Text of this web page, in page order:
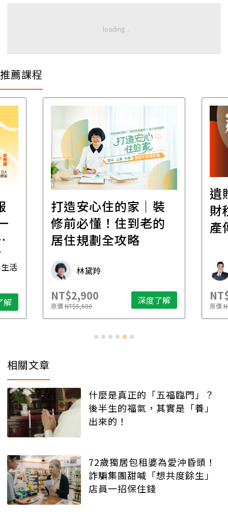
推薦課程
活
解
打造安心住的家｜裝
修前必懂！住到老的
居住規劃全攻略
林黛羚
NT$2,900
原價NT$5,600 深度了解
遺
財
產
原價
相關文章
什麼是真正的「五福臨門」？
後半生的福氣，其實是「養」
出來的！
72歲獨居包租婆為愛沖昏頭！
詐騙集團甜喊「想共度餘生」
店員一招保住錢